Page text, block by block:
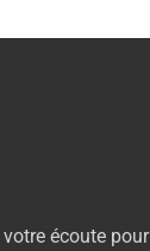
écoute pour